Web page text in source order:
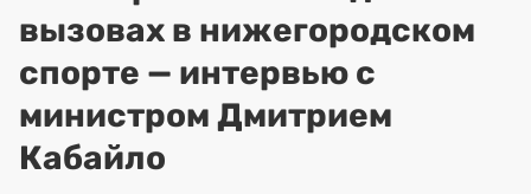
вызовах в нижегородском
спорте — интервью с
министром Дмитрием
Кабайло